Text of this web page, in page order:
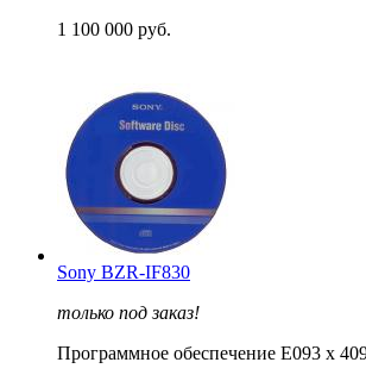
1 100 000 руб.
Sony BZR-IF830
только под заказ!
Программное обеспечение E093 x